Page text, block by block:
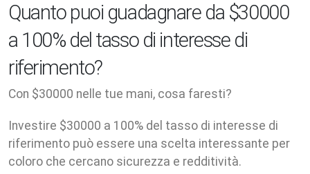
Quanto puoi guadagnare da $30000
a 100% del tasso di interesse di
riferimento?
Con $30000 nelle tue mani, cosa faresti?
Investire $30000 a 100% del tasso di interesse di
riferimento può essere una scelta interessante per
coloro che cercano sicurezza e redditività.